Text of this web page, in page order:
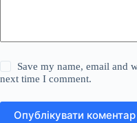
Save my name, email and
next time I comment.
Опублікувати коментар